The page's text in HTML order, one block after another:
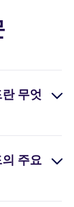
무엇
가이
전하
정보를
주요